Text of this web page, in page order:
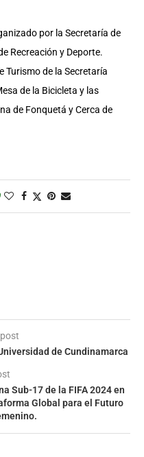
por la Secretaría de
Recreación y Deporte.
Turismo de la Secretaría
de la Bicicleta y las
de Fonquetá y Cerca de
de Cundinamarca
Sub-17 de la FIFA 2024 en
Global para el Futuro